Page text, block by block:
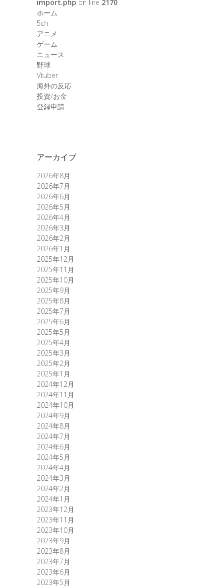
import.php on line 2170
ホーム
5ch
アニメ
ゲーム
ニュース
野球
Vtuber
海外の反応
投資/お金
登録申請
アーカイブ
2026年8月
2026年7月
2026年6月
2026年5月
2026年4月
2026年3月
2026年2月
2026年1月
2025年12月
2025年11月
2025年10月
2025年9月
2025年8月
2025年7月
2025年6月
2025年5月
2025年4月
2025年3月
2025年2月
2025年1月
2024年12月
2024年11月
2024年10月
2024年9月
2024年8月
2024年7月
2024年6月
2024年5月
2024年4月
2024年3月
2024年2月
2024年1月
2023年12月
2023年11月
2023年10月
2023年9月
2023年8月
2023年7月
2023年6月
2023年5月